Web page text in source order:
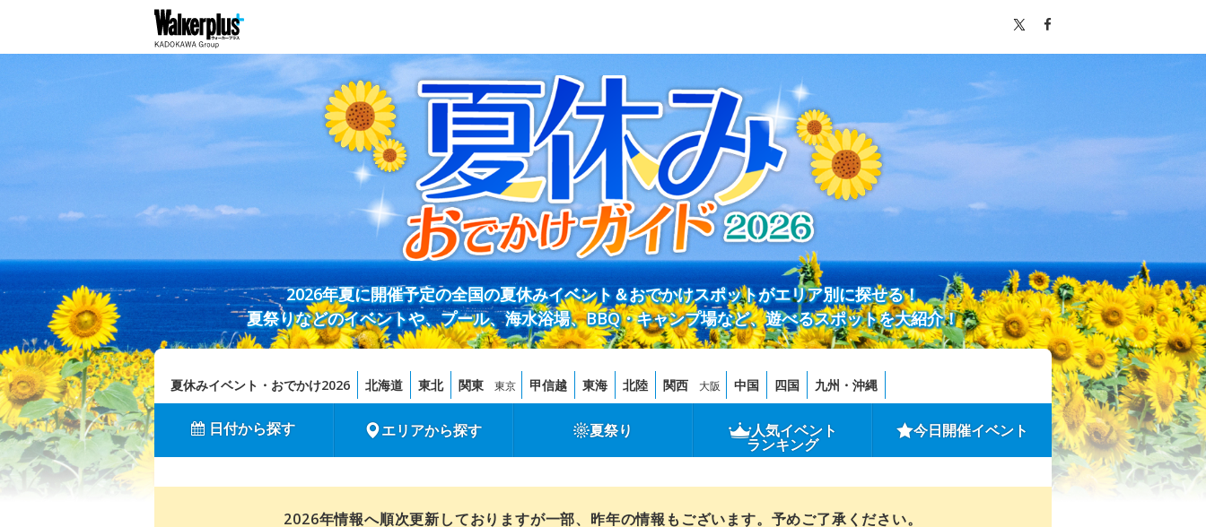
2026年夏に開催予定の全国の夏休みイベント＆おでかけスポットがエリア別に探せる！
夏祭りなどのイベントや、プール、海水浴場、BBQ・キャンプ場など、遊べるスポットを大紹介！
夏休みイベント・おでかけ2026 北海道 東北 関東 東京 甲信越 東海 北陸 関西 大阪 中国 四国 九州・沖縄
日付から探す エリアから探す 夏祭り 人気イベント
ランキング
今日開催イベント
2026年情報へ順次更新しておりますが一部、昨年の情報もございます。予めご了承ください。